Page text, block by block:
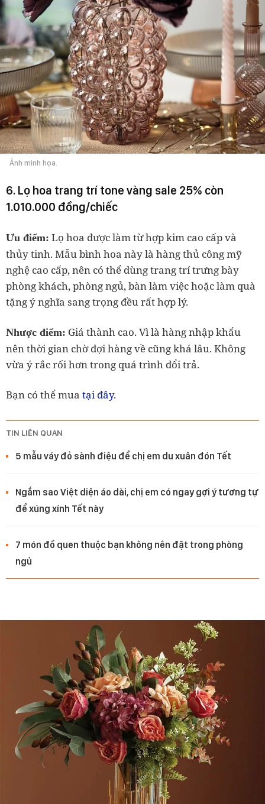
Ảnh minh họa.
6. Lọ hoa trang trí tone vàng sale 25% còn
1.010.000 đồng/chiếc
Ưu điểm: Lọ hoa được làm từ hợp kim cao cấp và
thủy tinh. Mẫu bình hoa này là hàng thủ công mỹ
nghệ cao cấp, nên có thể dùng trang trí trưng bày
phòng khách, phòng ngủ, bàn làm việc hoặc làm quà
tặng ý nghĩa sang trọng đều rất hợp lý.
Nhược điểm: Giá thành cao. Vì là hàng nhập khẩu
nên thời gian chờ đợi hàng về cũng khá lâu. Không
vừa ý rắc rối hơn trong quá trình đổi trả.
Bạn có thể mua tại đây.
TIN LIÊN QUAN
5 mẫu váy đỏ sành điệu để chị em du xuân đón Tết
Ngắm sao Việt diện áo dài, chị em có ngay gợi ý tương tự
để xúng xính Tết này
7 món đồ quen thuộc bạn không nên đặt trong phòng
ngủ